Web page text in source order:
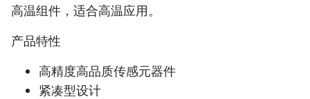
高温组件，适合高温应用。
产品特性
高精度高品质传感元器件
紧凑型设计